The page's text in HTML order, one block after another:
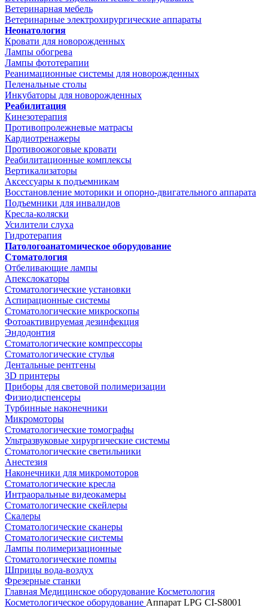
Ветеринарная мебель
Ветеринарные электрохирургические аппараты
Неонатология
Кровати для новорожденных
Лампы обогрева
Лампы фототерапии
Реанимационные системы для новорожденных
Пеленальные столы
Инкубаторы для новорожденных
Реабилитация
Кинезотерапия
Противопролежневые матрасы
Кардиотренажеры
Противоожоговые кровати
Реабилитационные комплексы
Вертикализаторы
Аксессуары к подъемникам
Восстановление моторики и опорно-двигательного аппарата
Подъемники для инвалидов
Кресла-коляски
Усилители слуха
Гидротерапия
Патологоанатомическое оборудование
Стоматология
Отбеливающие лампы
Апекслокаторы
Стоматологические установки
Аспирационные системы
Стоматологические микроскопы
Фотоактивируемая дезинфекция
Эндодонтия
Стоматологические компрессоры
Стоматологические стулья
Дентальные рентгены
3D принтеры
Приборы для световой полимеризации
Физиодиспенсеры
Турбинные наконечники
Микромоторы
Стоматологические томографы
Ультразвуковые хирургические системы
Стоматологические светильники
Анестезия
Наконечники для микромоторов
Стоматологические кресла
Интраоральные видеокамеры
Стоматологические скейлеры
Скалеры
Стоматологические сканеры
Стоматологические системы
Лампы полимеризационные
Стоматологические помпы
Шприцы вода-воздух
Фрезерные станки
Главная Медицинское оборудование Косметология
Косметологическое оборудование Аппарат LPG CI-S8001